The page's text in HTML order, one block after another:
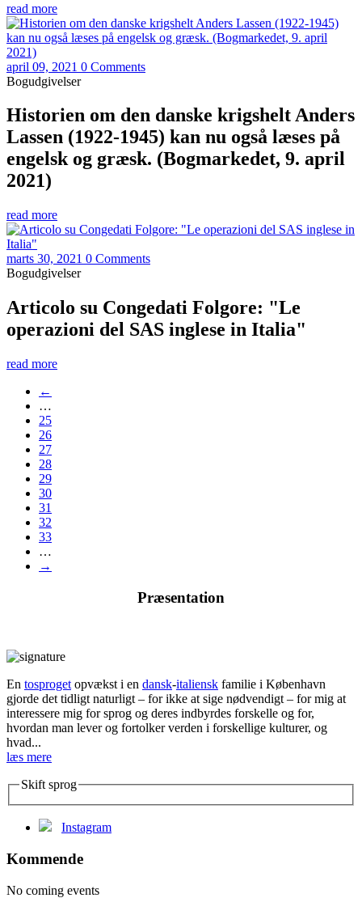
read more
april 09, 2021 0 Comments
Bogudgivelser
Historien om den danske krigshelt Anders
Lassen (1922-1945) kan nu også læses på
engelsk og græsk. (Bogmarkedet, 9. april
2021)
read more
marts 30, 2021 0 Comments
Bogudgivelser
Articolo su Congedati Folgore: "Le
operazioni del SAS inglese in Italia"
read more
←
…
25
26
27
28
29
30
31
32
33
…
→
Præsentation
En tosproget opvækst i en dansk-italiensk familie i København
gjorde det tidligt naturligt – for ikke at sige nødvendigt – for mig at
interessere mig for sprog og deres indbyrdes forskelle og for,
hvordan man lever og fortolker verden i forskellige kulturer, og
hvad...
læs mere
Skift sprog
Instagram
Kommende
No coming events